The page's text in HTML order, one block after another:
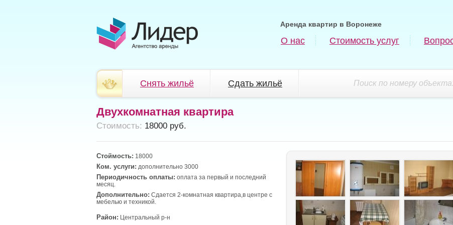
Аренда квартир в Воронеже
О нас Стоимость услуг
Поиск по номеру
Снять жильё Сдать жильё
Двухкомнатная квартира
Cтоимость: 18000 руб.
Стоймость: 18000
Ком. услуги: дополнительно 3000
Периодичность оплаты: оплата за первый и последний
месяц.
Дополнительно: Сдается 2-комнатная квартира,в центре с
мебелью и техникой.
Район: Центральный р-н